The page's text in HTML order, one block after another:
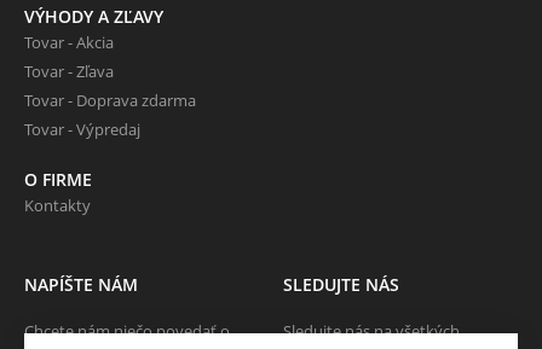
VÝHODY A ZĽAVY
Tovar - Akcia
Tovar - Zľava
Tovar - Doprava zdarma
Tovar - Výpredaj
O FIRME
Kontakty
NAPÍŠTE NÁM
Chcete nám niečo povedať o
SLEDUJTE NÁS
Sledujte nás na všetkých